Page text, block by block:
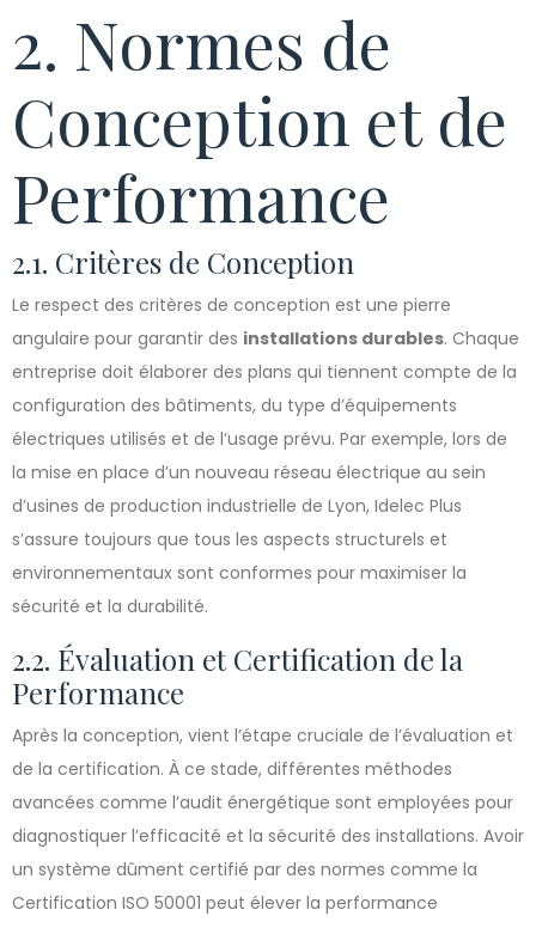
2. Normes de
Conception et de
Performance
2.1. Critères de Conception
Le respect des critères de conception est une pierre
angulaire pour garantir des installations durables. Chaque
entreprise doit élaborer des plans qui tiennent compte de la
configuration des bâtiments, du type d’équipements
électriques utilisés et de l’usage prévu. Par exemple, lors de
la mise en place d’un nouveau réseau électrique au sein
d’usines de production industrielle de Lyon, Idelec Plus
s’assure toujours que tous les aspects structurels et
environnementaux sont conformes pour maximiser la
sécurité et la durabilité.
2.2. Évaluation et Certification de la
Performance
Après la conception, vient l’étape cruciale de l’évaluation et
de la certification. À ce stade, différentes méthodes
avancées comme l’audit énergétique sont employées pour
diagnostiquer l’efficacité et la sécurité des installations. Avoir
un système dûment certifié par des normes comme la
Certification ISO 50001 peut élever la performance